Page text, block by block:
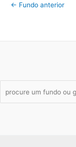
← Fundo anterior